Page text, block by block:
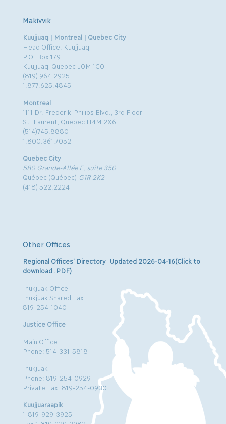
Makivvik
Kuujjuaq | Montreal | Quebec City
Head Office: Kuujjuaq
P.O. Box 179
Kuujjuaq, Quebec J0M 1C0
(819) 964.2925
1.877.625.4845
Montreal
1111 Dr. Frederik-Philips Blvd., 3rd Floor
St. Laurent, Quebec H4M 2X6
(514)745.8880
1.800.361.7052
Quebec City
580 Grande-Allée E, suite 350
Québec (Québec) G1R 2K2
(418) 522.2224
Other Offices
Regional Offices’ Directory Updated 2026-04-16(Click to
download .PDF)
Inukjuak Office
Inukjuak Shared Fax
819-254-1040
Justice Office
Main Office
Phone: 514-331-5818
Inukjuak
Phone: 819-254-0929
Private Fax: 819-254-0930
Kuujjuaraapik
1-819-929-3925